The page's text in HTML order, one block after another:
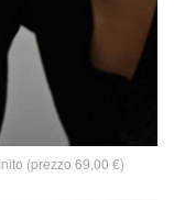
(prezzo 69,00 €)